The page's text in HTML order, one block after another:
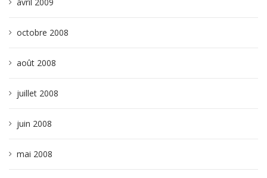
octobre 2008
août 2008
juillet 2008
juin 2008
mai 2008